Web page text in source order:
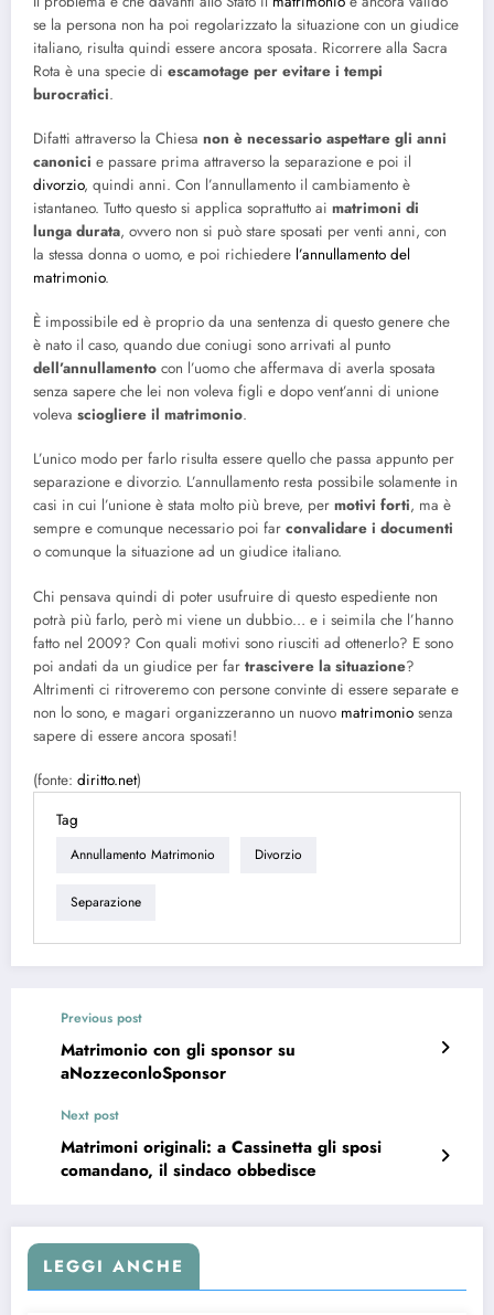
se la persona non ha poi regolarizzato la situazione con un giudice
italiano, risulta quindi essere ancora sposata. Ricorrere alla Sacra
Rota è una specie di escamotage per evitare i tempi
burocratici.
Difatti attraverso la Chiesa non è necessario aspettare gli anni
canonici e passare prima attraverso la separazione e poi il
divorzio, quindi anni. Con l’annullamento il cambiamento è
istantaneo. Tutto questo si applica soprattutto ai matrimoni di
lunga durata, ovvero non si può stare sposati per venti anni, con
la stessa donna o uomo, e poi richiedere l’annullamento del
matrimonio.
È impossibile ed è proprio da una sentenza di questo genere che
è nato il caso, quando due coniugi sono arrivati al punto
dell’annullamento con l’uomo che affermava di averla sposata
senza sapere che lei non voleva figli e dopo vent’anni di unione
voleva sciogliere il matrimonio.
L’unico modo per farlo risulta essere quello che passa appunto per
separazione e divorzio. L’annullamento resta possibile solamente in
casi in cui l’unione è stata molto più breve, per motivi forti, ma è
sempre e comunque necessario poi far convalidare i documenti
o comunque la situazione ad un giudice italiano.
Chi pensava quindi di poter usufruire di questo espediente non
potrà più farlo, però mi viene un dubbio… e i seimila che l’hanno
fatto nel 2009? Con quali motivi sono riusciti ad ottenerlo? E sono
poi andati da un giudice per far trascivere la situazione?
Altrimenti ci ritroveremo con persone convinte di essere separate e
non lo sono, e magari organizzeranno un nuovo matrimonio senza
sapere di essere ancora sposati!
(fonte: diritto.net)
Tag
Annullamento Matrimonio Divorzio
Separazione
Previous post
Matrimonio con gli sponsor su
aNozzeconloSponsor
Next post
Matrimoni originali: a Cassinetta gli sposi
comandano, il sindaco obbedisce
LEGGI ANCHE